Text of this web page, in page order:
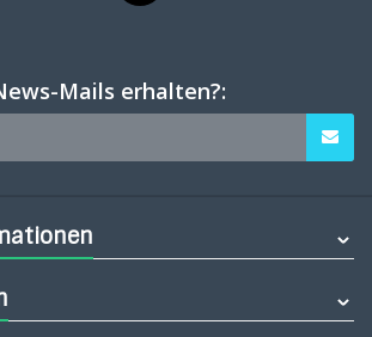
Mails erhalten?: